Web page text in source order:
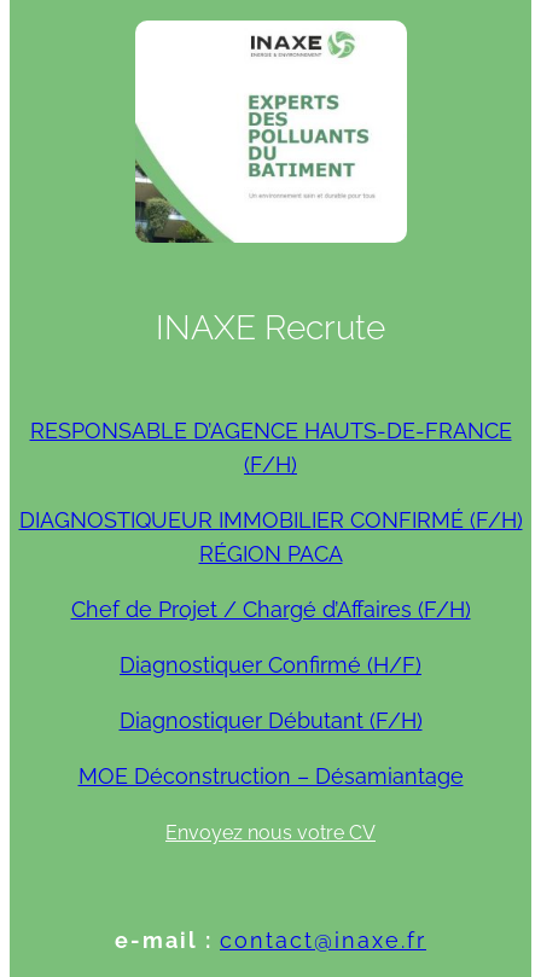
INAXE Recrute
RESPONSABLE D’AGENCE HAUTS-DE-FRANCE
(F/H)
DIAGNOSTIQUEUR IMMOBILIER CONFIRMÉ (F/H)
RÉGION PACA
Chef de Projet / Chargé d’Affaires (F/H)
Diagnostiquer Confirmé (H/F)
Diagnostiquer Débutant (F/H)
MOE Déconstruction – Désamiantage
Envoyez nous votre CV
e-mail : contact@inaxe.fr